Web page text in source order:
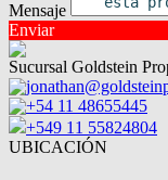
Mensaje
Enviar
Sucursal Goldstein
+54 11 48655445
+549 11 55824804
UBICACIÓN